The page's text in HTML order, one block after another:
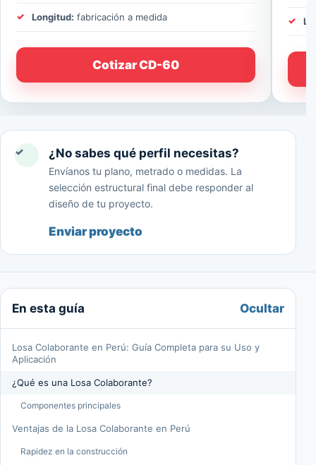
Longitud: fabricación a medida
Cotizar CD-60
✓ ¿No sabes qué perfil necesitas?
Envíanos tu plano, metrado o medidas. La
selección estructural final debe responder al
diseño de tu proyecto.
Enviar proyecto
En esta guía Ocultar
Losa Colaborante en Perú: Guía Completa para su Uso y
Aplicación
¿Qué es una Losa Colaborante?
Componentes principales
Ventajas de la Losa Colaborante en Perú
Rapidez en la construcción